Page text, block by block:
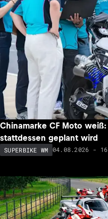
Chinamarke CF Moto
stattdessen geplant wird
SUPERBIKE WM 04.08.2026 -